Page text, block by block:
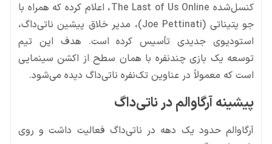
کنسل‌شده The Last of Us Online، اعلام کرده که همراه با
جو پتیناتی (Joe Pettinati)، مدیر خلاق پیشین ناتی‌داگ،
استودیوی جدیدی تأسیس کرده است. هدف این تیم
توسعه یک بازی چندنفره با همان سطح از اکشن سینمایی
است که معمولاً در عناوین تک‌نفره ناتی‌داگ دیده می‌شود.
پیشینه آرگاوالم در ناتی‌داگ
آرگاوالم حدود یک دهه در ناتی‌داگ فعالیت داشت و روی